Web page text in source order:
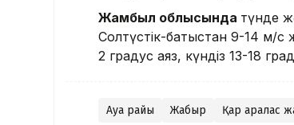
Жамбыл облысында түнде
Солтүстік-батыстан 9-14 м/
2 градус аяз, күндіз 13-18
Ауа райы Жаңбыр Қар аралас